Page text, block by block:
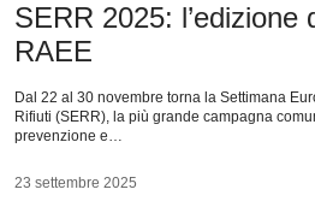
SERR 2025: l’edizione
RAEE
Dal 22 al 30 novembre torna la Settimana
Rifiuti (SERR), la più grande campagna
prevenzione e…
23 settembre 2025